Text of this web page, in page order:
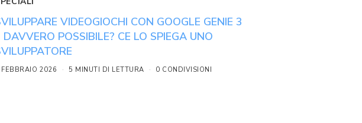
VIDEOGIOCHI CON GOOGLE GENIE 3
DAVVERO POSSIBILE? CE LO SPIEGA UNO
2026 5 MINUTI DI LETTURA 0 CONDIVISIONI